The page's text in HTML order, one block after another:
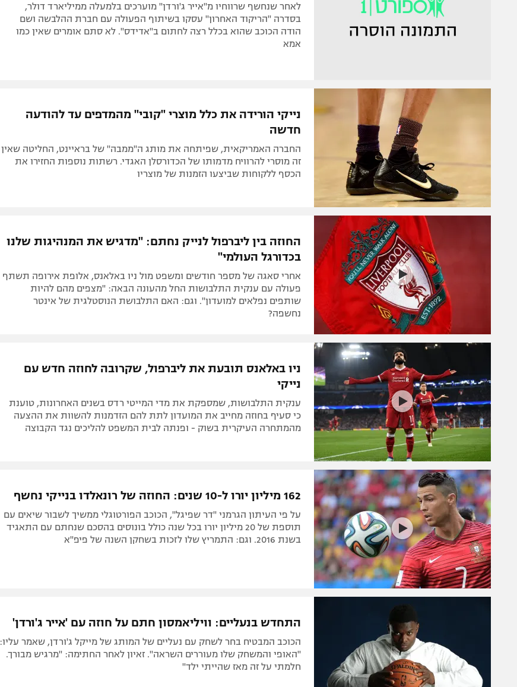
לאחר שנחשף שרווחיו מ"אייר ג'ורדן" מוערכים בלמעלה ממיליארד דולר,
בסדרה "הריקוד האחרון" עסקו בשיתוף הפעולה עם חברת ההלבשה ושם
הודה הכוכב שהוא בכלל רצה לחתום ב"אדידס". לא סתם אומרים שאין כמו
אמא
נייקי הורידה את כלל מוצרי "קובי" מהמדפים עד להודעה
חדשה
החברה האמריקאית, שפיתחה את מותג ה"ממבה" של בראיינט, החליטה שאין
זה מוסרי להרוויח מדמותו של הכדורסלן האגדי. רשתות נוספות החזירו את
הכסף ללקוחות שביצעו הזמנות של מוצריו
החוזה בין ליברפול לנייק נחתם: "מדגיש את המנהיגות שלנו
בכדורגל העולמי"
אחרי סאגה של מספר חודשים ומשפט מול ניו באלאנס, אלופת אירופה תשתף
פעולה עם ענקית התלבושות החל מהעונה הבאה: "מצפים מהם להיות
שותפים נפלאים למועדון". וגם: האם התלבושת הנוסטלגית של אינטר
נחשפה?
ניו באלאנס תובעת את ליברפול, שקרובה לחוזה חדש עם
נייקי
ענקית התלבושות, שמספקת את מדי המייטי רדס בשנים האחרונות, טוענת
כי סעיף בחוזה מחייב את המועדון לתת להם הזדמנות להשוות את ההצעה
מהמתחרה העיקרית בשוק - ופנתה לבית המשפט להליכים נגד הקבוצה
162 מיליון יורו ל-10 שנים: החוזה של רונאלדו בנייקי נחשף
על פי העיתון הגרמני "דר שפיגל", הכוכב הפורטוגלי ממשיך לשבור שיאים עם
תוספת של 20 מיליון יורו בכל שנה כולל בונוסים בהסכם שנחתם עם התאגיד
בשנת 2016. וגם: התמריץ שלו לזכות בשחקן השנה של פיפ"א
התחדש בנעליים: וויליאמסון חתם על חוזה עם 'אייר ג'ורדן'
הכוכב המבטיח בחר לשחק עם נעליים של המותג של מייקל ג'ורדן, שאמר עליו:
"האופי והמשחק שלו מעוררים השראה". זאיון לאחר החתימה: "מרגיש מבורך.
חלמתי על זה מאז שהייתי ילד"